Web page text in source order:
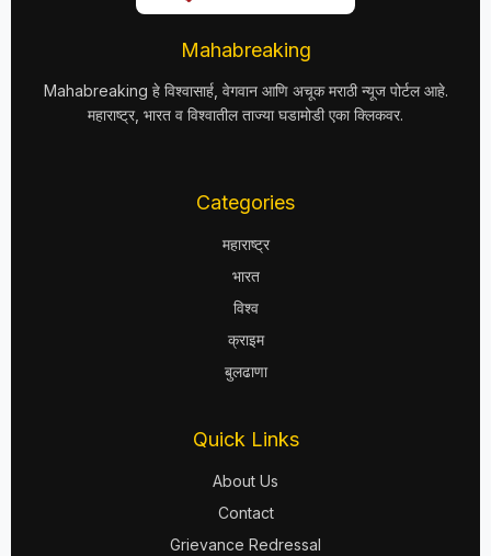
Mahabreaking
Mahabreaking हे विश्वासार्ह, वेगवान आणि अचूक मराठी न्यूज पोर्टल आहे.
महाराष्ट्र, भारत व विश्वातील ताज्या घडामोडी एका क्लिकवर.
Categories
महाराष्ट्र
भारत
विश्व
क्राइम
बुलढाणा
Quick Links
About Us
Contact
Grievance Redressal